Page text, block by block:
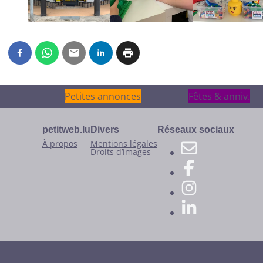
Petites annonces
Petites annonces Fêtes & anniv.
Fêtes & anniv.
petitweb.lu
À propos
Divers
Mentions légales
Droits d’images
Réseaux sociaux